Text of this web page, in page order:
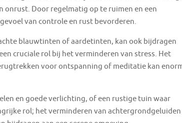
onrust. Door regelmatig op te ruimen en een
van controle en rust bevorderen.
blauwtinten of aardetinten, kan ook bijdragen
cruciale rol bij het verminderen van stress. Het
voor ontspanning of meditatie kan
en goede verlichting, of een rustige tuin waar
rol; het verminderen van achtergrondgeluiden